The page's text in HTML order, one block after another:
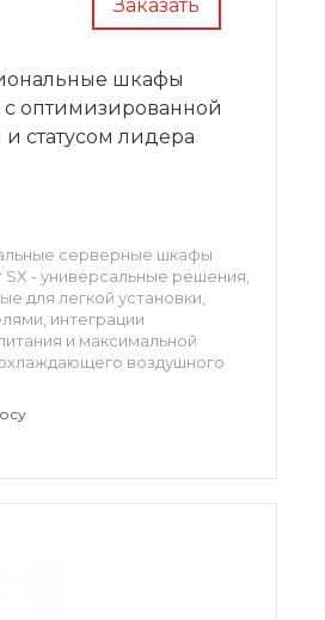
Заказать
шкафы
с оптимизированной
статусом лидера
серверные шкафы
- универсальные решения,
для легкой установки,
интеграции
и максимальной
воздушного
единиц.